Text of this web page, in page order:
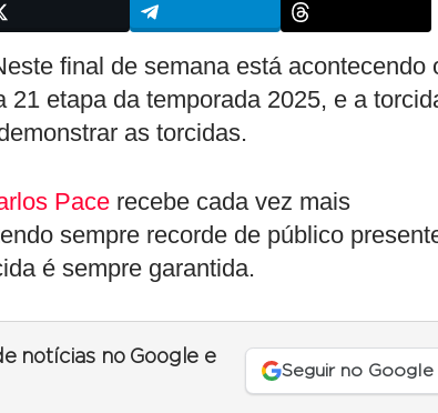
final de semana está acontecendo
etapa da temporada 2025, e a
as torcidas.
Pace recebe cada vez mais
sempre recorde de público
é sempre garantida.
notícias no Google e
Seguir no Google